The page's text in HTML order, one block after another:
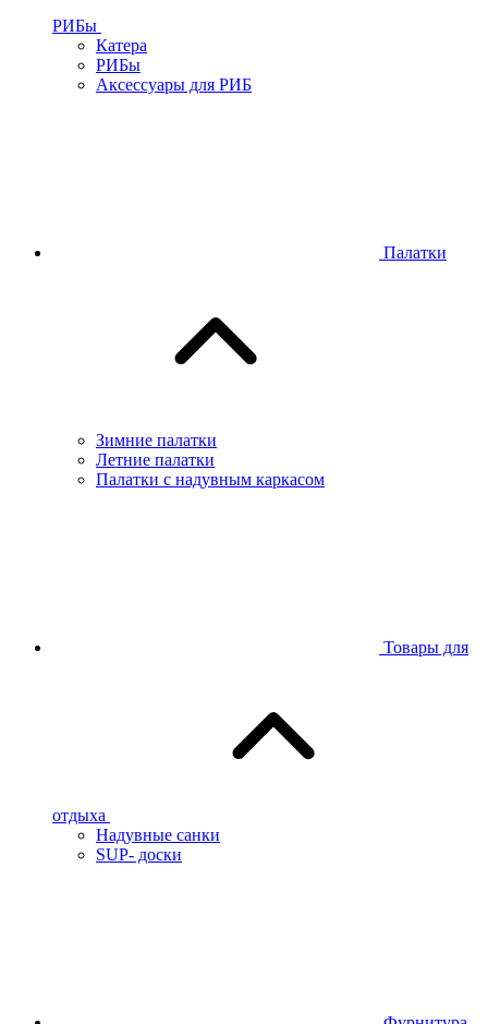
РИБы
Катера
РИБы
Аксессуары для РИБ
Палатки
Зимние палатки
Летние палатки
Палатки с надувным каркасом
Товары для
отдыха
Надувные санки
SUP- доски